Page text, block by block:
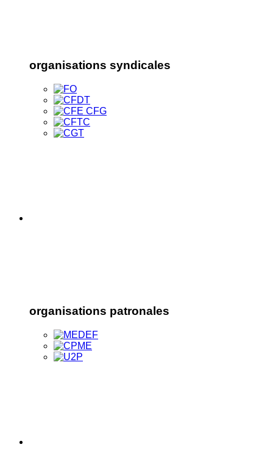
organisations syndicales
organisations patronales